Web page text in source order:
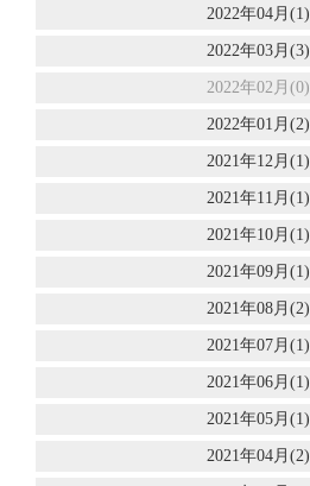
2022年04月(1)
2022年03月(3)
2022年02月(0)
2022年01月(2)
2021年12月(1)
2021年11月(1)
2021年10月(1)
2021年09月(1)
2021年08月(2)
2021年07月(1)
2021年06月(1)
2021年05月(1)
2021年04月(2)